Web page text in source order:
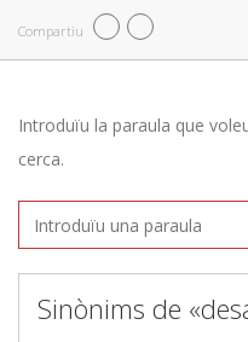
Compartiu
Introduïu la paraula que
cerca.
Sinònims de